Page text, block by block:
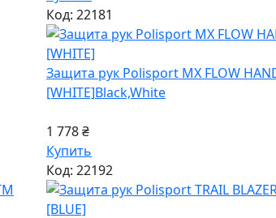
Код: 22181
Защита рук Polisport MX FLOW
[WHITE]Black,White
1 778 ₴
Купить
Код: 22192